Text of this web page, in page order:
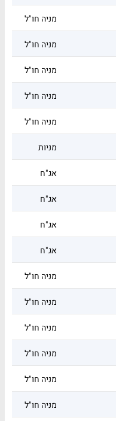
מניה חו"ל
מניה חו"ל
מניה חו"ל
מניה חו"ל
מניה חו"ל
מניות
אג"ח
אג"ח
אג"ח
אג"ח
מניה חו"ל
מניה חו"ל
מניה חו"ל
מניה חו"ל
מניה חו"ל
מניה חו"ל